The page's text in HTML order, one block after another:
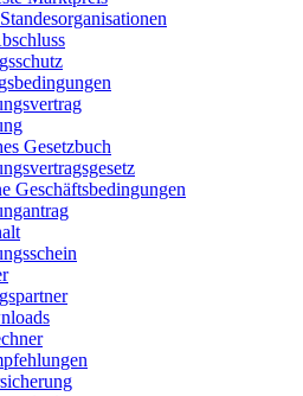
Gesetzbuch
Geschäftsbedingungen